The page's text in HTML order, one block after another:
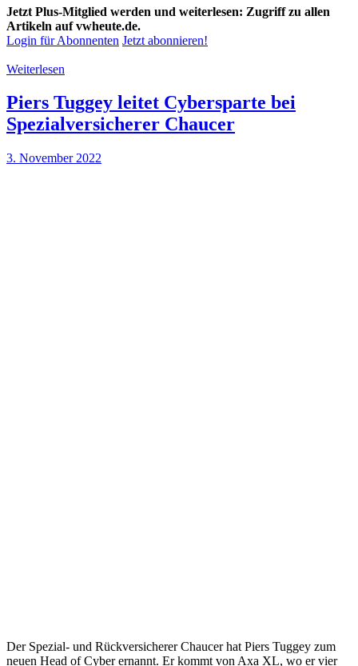
Jetzt Plus-Mitglied werden und weiterlesen: Zugriff zu allen
Artikeln auf vwheute.de.
Login für Abonnenten Jetzt abonnieren!
Weiterlesen
Piers Tuggey leitet Cybersparte bei
Spezialversicherer Chaucer
3. November 2022
Der Spezial- und Rückversicherer Chaucer hat Piers Tuggey zum
neuen Head of Cyber ernannt. Er kommt von Axa XL, wo er vier